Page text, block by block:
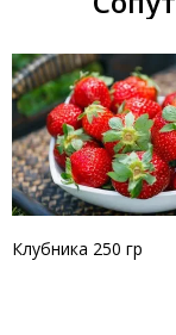
Клубника 250 гр